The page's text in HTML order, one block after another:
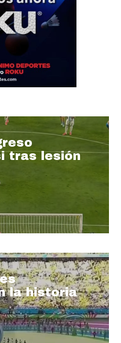
tras lesión
la historia